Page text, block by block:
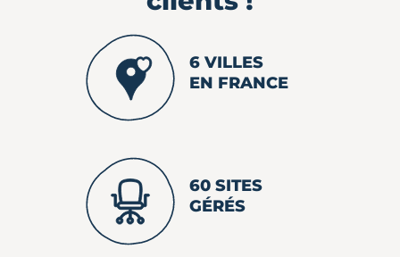
6 VILLES
EN FRANCE
60 SITES
GÉRÉS